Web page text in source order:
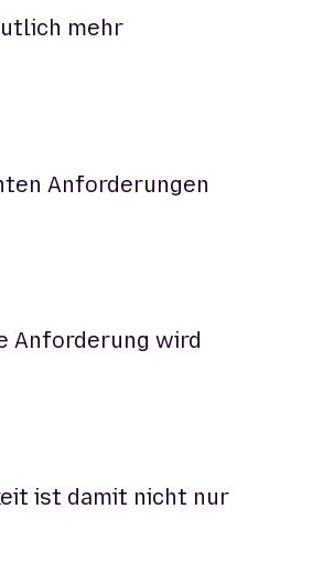
mehr
Anforderungen
Anforderung wird
ist damit nicht nur